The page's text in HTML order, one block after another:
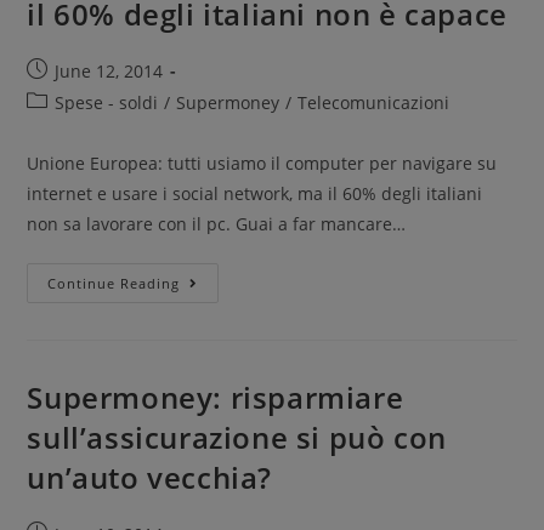
il 60% degli italiani non è capace
June 12, 2014
Spese - soldi / Supermoney / Telecomunicazioni
Unione Europea: tutti usiamo il computer per navigare su
internet e usare i social network, ma il 60% degli italiani
non sa lavorare con il pc. Guai a far mancare…
Continue Reading
Supermoney: risparmiare
sull’assicurazione si può con
un’auto vecchia?